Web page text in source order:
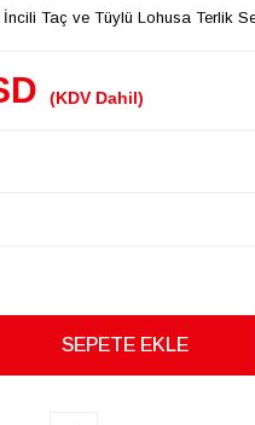
Taç ve Tüylü Lohusa Terlik
(KDV Dahil)